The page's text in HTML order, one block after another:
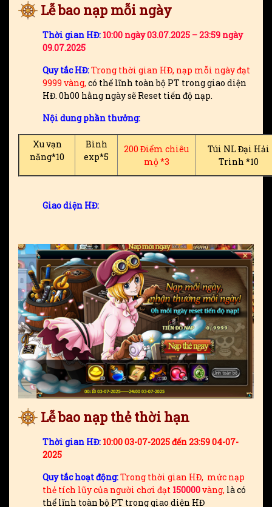
Lễ bao nạp mỗi ngày
Thời gian HĐ: 10:00 ngày 03.07.2025 – 23:59 ngày
09.07.2025
Quy tắc HĐ:Trong thời gian HĐ, nạp mỗi ngày đạt
9999 vàng, có thể lĩnh toàn bộ PT trong giao diện
HĐ. 0h00 hằng ngày sẽ Reset tiến độ nạp.
Nội dung phần thưởng:
Xu vạn
năng*10
Bình
exp*5
200 Điểm chiêu
mộ *3
Túi NL Đại Hải
Trình *10
Giao diện HĐ:
Lễ bao nạp thẻ thời hạn
Thời gian HĐ: 10:00 03-07-2025 đến 23:59 04-07-
2025
Quy tắc hoạt động:Trong thời gian HĐ, mức nạp
thẻ tích lũy của người chơi đạt 150000vàng, là có
thể lĩnh toàn bộ PT trong giao diện HĐ